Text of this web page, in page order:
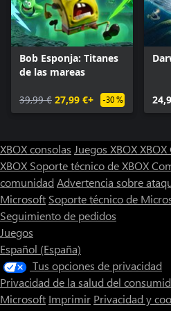
Bob Esponja: Titanes
de las mareas
39,99 € 27,99 €+ -30 %
XBOX consolas Juegos XBOXXBOX
XBOX Soporte técnico de XBOX
comunidad Advertencia sobre
Microsoft Soporte técnico de
Seguimiento de pedidos
Juegos
Español (España)
Tus opciones de privacidad
Privacidad de la salud del
Microsoft Imprimir Privacidad y